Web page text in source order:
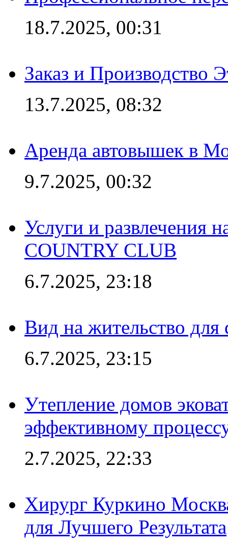
18.7.2025, 00:31
Заказ и Производство
13.7.2025, 08:32
Аренда автовышек в
9.7.2025, 00:32
Услуги и развлечения
COUNTRY CLUB
6.7.2025, 23:18
Вид на жительство
6.7.2025, 23:15
Утепление домов
эффективному
2.7.2025, 22:33
Хирург Куркино
для Лучшего Результата